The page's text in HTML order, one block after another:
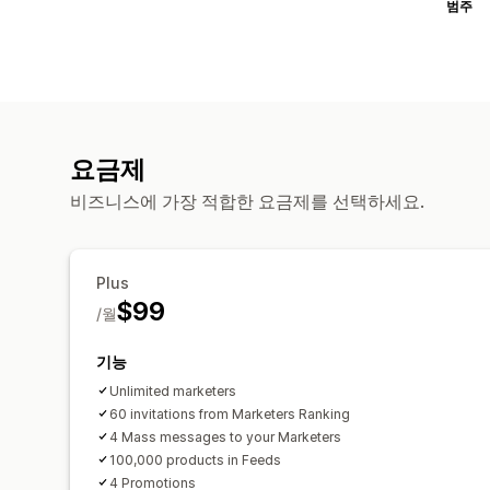
범주
요금제
비즈니스에 가장 적합한 요금제를 선택하세요.
Plus
$99
/월
기능
Unlimited marketers
60 invitations from Marketers Ranking
4 Mass messages to your Marketers
100,000 products in Feeds
4 Promotions